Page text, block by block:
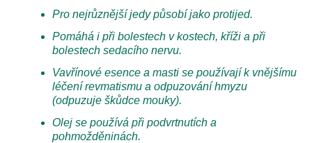
Pro nejrůznější jedy působí jako protijed.
Pomáhá i při bolestech v kostech, kříži a při
bolestech sedacího nervu.
Vavřínové esence a masti se používají k vnějšímu
léčení revmatismu a odpuzování hmyzu
(odpuzuje škůdce mouky).
Olej se používá při podvrtnutích a
pohmožděninách.